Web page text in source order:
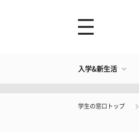
入学&新生活
学生の窓口トップ